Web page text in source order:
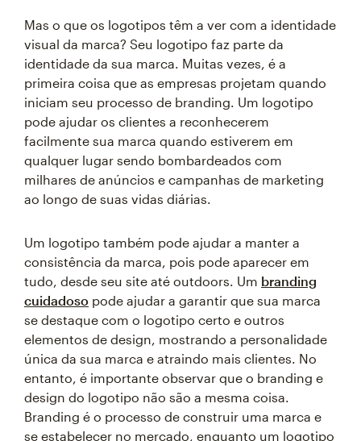
Mas o que os logotipos têm a ver com a identidade
visual da marca? Seu logotipo faz parte da
identidade da sua marca. Muitas vezes, é a
primeira coisa que as empresas projetam quando
iniciam seu processo de branding. Um logotipo
pode ajudar os clientes a reconhecerem
facilmente sua marca quando estiverem em
qualquer lugar sendo bombardeados com
milhares de anúncios e campanhas de marketing
ao longo de suas vidas diárias.
Um logotipo também pode ajudar a manter a
consistência da marca, pois pode aparecer em
tudo, desde seu site até outdoors. Um branding
cuidadoso pode ajudar a garantir que sua marca
se destaque com o logotipo certo e outros
elementos de design, mostrando a personalidade
única da sua marca e atraindo mais clientes. No
entanto, é importante observar que o branding e
design do logotipo não são a mesma coisa.
Branding é o processo de construir uma marca e
se estabelecer no mercado, enquanto um logotipo